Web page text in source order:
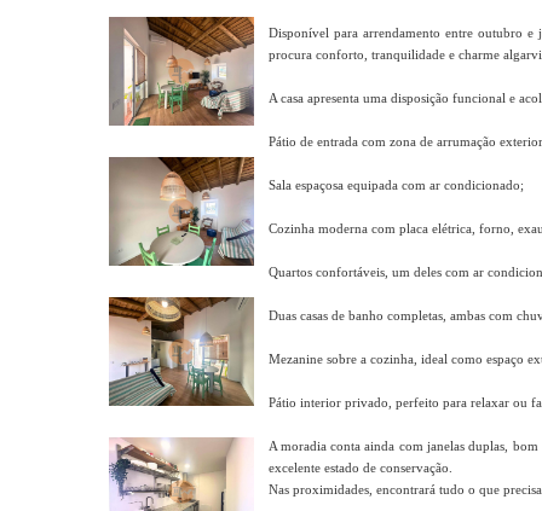
Disponível para arrendamento entre outubro e
procura conforto, tranquilidade e charme
A casa apresenta uma disposição funcional e
Pátio de entrada com zona de arrumação
Sala espaçosa equipada com ar condicionado;
Cozinha moderna com placa elétrica, forno,
Quartos confortáveis, um deles com ar
Duas casas de banho completas, ambas com
Mezanine sobre a cozinha, ideal como espaço
Pátio interior privado, perfeito para relaxar ou
A moradia conta ainda com janelas duplas,
excelente estado de conservação.
Nas proximidades, encontrará tudo o que